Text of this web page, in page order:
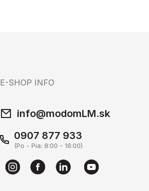
E-SHOP INFO
info@modomLM.sk
0907 877 933
(Po - Pia: 8:00 - 16:00)